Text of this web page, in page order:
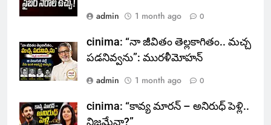
admin
1 month ago 0
cinima: “నా జీవితం తెల్లకాగితం.. మచ్చ
పడనివ్వను”: మురళీమోహన్
admin
1 month ago 0
cinima: “కావ్య మారన్ – అనిరుధ్ పెళ్లి..
నిజమేనా?”